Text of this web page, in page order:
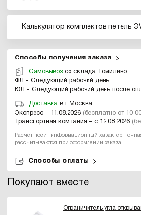
Калькулятор комплектов петель
Способы получения заказа
Самовывоз со склада Томилино
ФЛ - Следующий рабочий день
ЮЛ - Следующий рабочий день после
Доставка в г Москва
Экспресс – 11.08.2026 (бесплатно от 10
Транспортная компания – с 12.08.2026
Расчет носит информационный характер,
рассчитываются при оформлении заказа.
Способы оплаты
Покупают вместе
Ограничитель угла